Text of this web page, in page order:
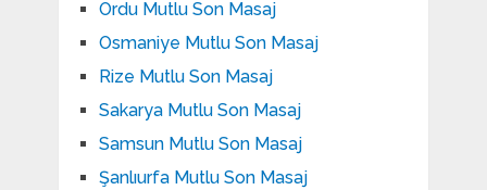
Ordu Mutlu Son Masaj
Osmaniye Mutlu Son Masaj
Rize Mutlu Son Masaj
Sakarya Mutlu Son Masaj
Samsun Mutlu Son Masaj
Şanlıurfa Mutlu Son Masaj